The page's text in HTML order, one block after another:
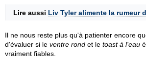
Lire aussi Liv Tyler alimente la rumeur
Il ne nous reste plus qu'à patienter encore
d'évaluer si le ventre rond et le toast à l'eau
vraiment fiables.